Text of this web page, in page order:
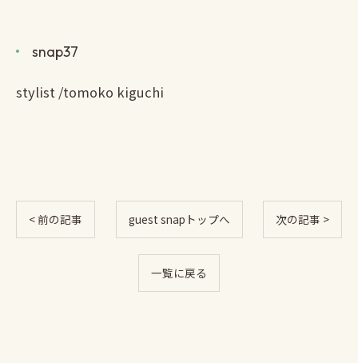
snap37
stylist /tomoko kiguchi
< 前の記事 guest snapトップへ 次の記事 >
一覧に戻る